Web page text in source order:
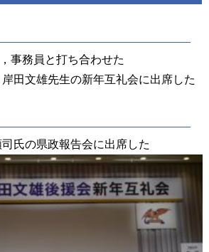
事務員と打ち合わせた
岸田文雄先生の新年互礼会に出席した
司氏の県政報告会に出席した